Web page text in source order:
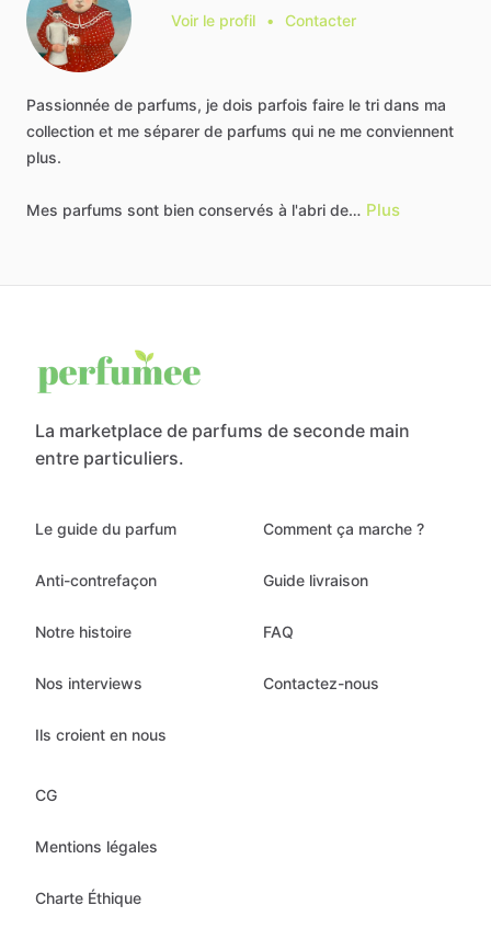
Voir le profil • Contacter
Passionnée de parfums, je dois parfois faire le tri dans ma
collection et me séparer de parfums qui ne me conviennent
plus.
Mes parfums sont bien conservés à l'abri de… Plus
La marketplace de parfums de seconde main
entre particuliers.
Le guide du parfum
Anti-contrefaçon
Notre histoire
Nos interviews
Ils croient en nous
Comment ça marche ?
Guide livraison
FAQ
Contactez-nous
CG
Mentions légales
Charte Éthique